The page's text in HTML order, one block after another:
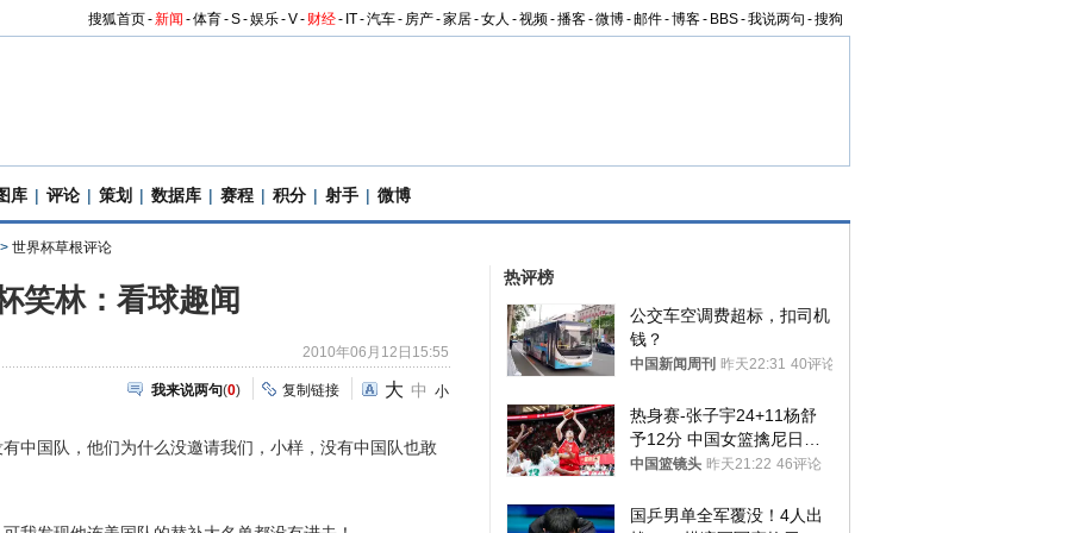
搜狐首页-新闻 -体育-S-娱乐-V- 财经- IT-汽车- 房产-家居-女人 -视频-播客-微博-邮件-博客- BBS-我说两句 -搜狗
库 | 评论 | 策划 | 数据库 | 赛程 | 积分 | 射手 | 微博
世界杯草根评论
笑林：看球趣闻
2010年06月12日15:55
我来说两句(0) 复制链接 大 中 小
国队，他们为什么没邀请我们，小样，没有中国队也敢
热评榜
公交车空调费超标，扣司机
钱？
中国新闻周刊 昨天22:31 40评论
热身赛-张子宇24+11杨舒
予12分 中国女篮擒尼日利
亚
中国篮镜头 昨天21:22 46评论
国乒男单全军覆没！4人出